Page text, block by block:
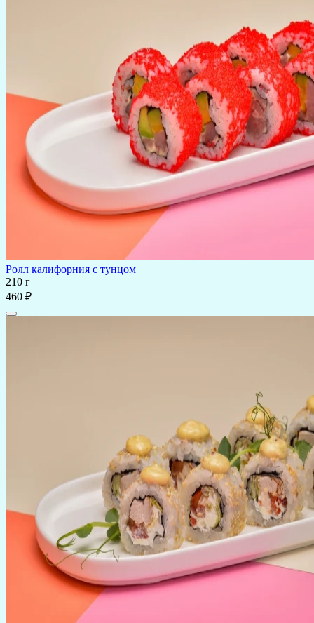
Ролл калифорния с тунцом
210 г
460 ₽